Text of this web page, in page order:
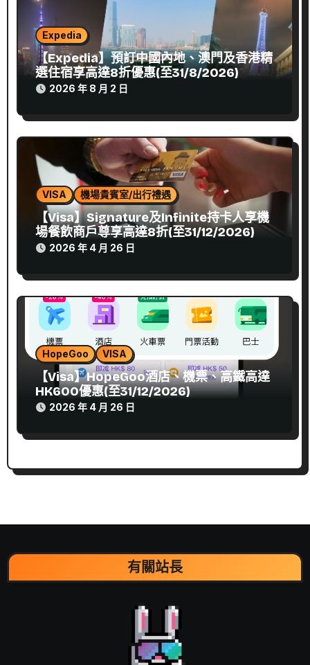
Expedia
【Expedia】預訂中國內地、澳門及香港精
選住宿享高達8折優惠(至31/8/2026)
2026 年 8 月 2 日
VISA 機場貴賓室/出行禮遇
【Visa】Signature及Infinite持卡人享機
場餐飲商戶尊享高達8折(至31/12/2026)
2026 年 4 月 26 日
HopeGoo VISA
【Visa】HopeGoo酒店、機票、高鐵高達
HK600優惠(至31/12/2026)
2026 年 4 月 26 日
有關站長